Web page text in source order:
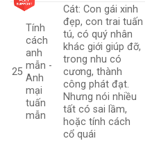
25
Tính
cách
anh
mẫn -
Anh
mại
tuấn
mẫn
Cát: Con gái xinh
đẹp, con trai tuấn
tú, có quý nhân
khác giới giúp đỡ,
trong nhu có
cương, thành
công phát đạt.
Nhưng nói nhiều
tất có sai lầm,
hoặc tính cách
cổ quái